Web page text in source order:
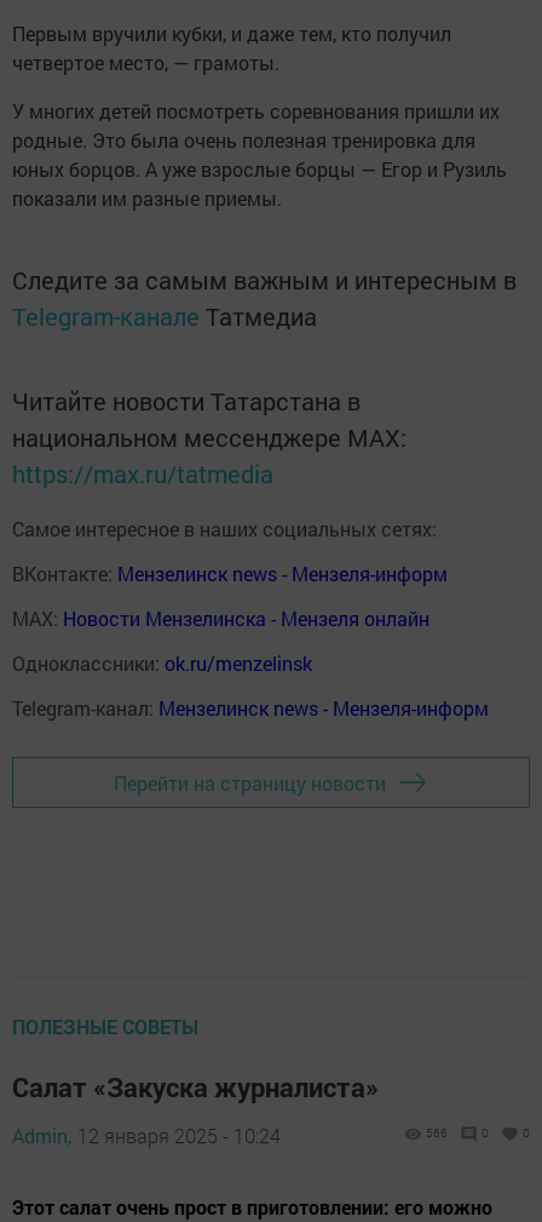
Первым вручили кубки, и даже тем, кто получил
четвертое место, — грамоты.
У многих детей посмотреть соревнования пришли их
родные. Это была очень полезная тренировка для
юных борцов. А уже взрослые борцы — Егор и Рузиль
показали им разные приемы.
Следите за самым важным и интересным в
Telegram-канале Татмедиа
Читайте новости Татарстана в
национальном мессенджере MАХ:
https://max.ru/tatmedia
Самое интересное в наших социальных сетях:
ВКонтакте: Мензелинск news - Мензеля-информ
MAX: Новости Мензелинска - Мензеля онлайн
Одноклассники: ok.ru/menzelinsk
Telegram-канал: Мензелинск news - Мензеля-информ
Перейти на страницу новости
ПОЛЕЗНЫЕ СОВЕТЫ
Салат «Закуска журналиста»
Admin, 12 января 2025 - 10:24 566 0 0
Этот салат очень прост в приготовлении: его можно